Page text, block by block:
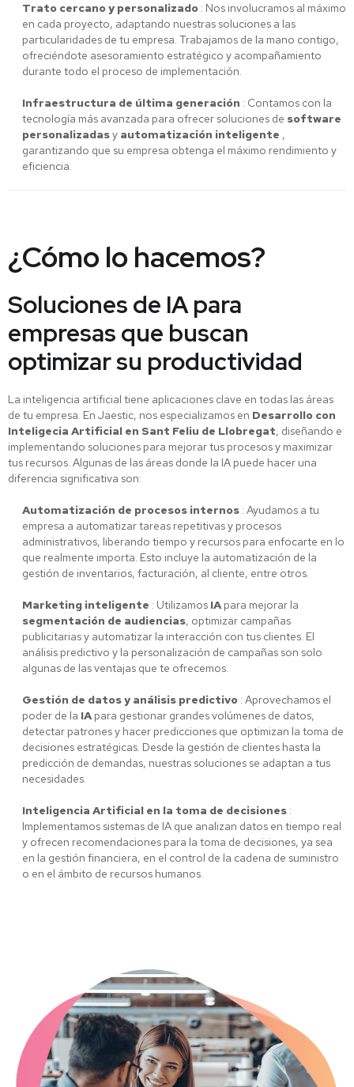
Trato cercano y personalizado : Nos involucramos al máximo
en cada proyecto, adaptando nuestras soluciones a las
particularidades de tu empresa. Trabajamos de la mano contigo,
ofreciéndote asesoramiento estratégico y acompañamiento
durante todo el proceso de implementación.
Infraestructura de última generación : Contamos con la
tecnología más avanzada para ofrecer soluciones de software
personalizadasy automatización inteligente ,
garantizando que su empresa obtenga el máximo rendimiento y
eficiencia.
¿Cómo lo hacemos?
Soluciones de IA para
empresas que buscan
optimizar su productividad
La inteligencia artificial tiene aplicaciones clave en todas las áreas
de tu empresa. En Jaestic, nos especializamos en Desarrollo con
Inteligecia Artificial en Sant Feliu de Llobregat, diseñando e
implementando soluciones para mejorar tus procesos y maximizar
tus recursos. Algunas de las áreas donde la IA puede hacer una
diferencia significativa son:
Automatización de procesos internos : Ayudamos a tu
empresa a automatizar tareas repetitivas y procesos
administrativos, liberando tiempo y recursos para enfocarte en lo
que realmente importa. Esto incluye la automatización de la
gestión de inventarios, facturación, al cliente, entre otros.
Marketing inteligente : Utilizamos IApara mejorar la
segmentación de audiencias, optimizar campañas
publicitarias y automatizar la interacción con tus clientes. El
análisis predictivo y la personalización de campañas son solo
algunas de las ventajas que te ofrecemos.
Gestión de datos y análisis predictivo : Aprovechamos el
poder de la IApara gestionar grandes volúmenes de datos,
detectar patrones y hacer predicciones que optimizan la toma de
decisiones estratégicas. Desde la gestión de clientes hasta la
predicción de demandas, nuestras soluciones se adaptan a tus
necesidades.
Inteligencia Artificial en la toma de decisiones :
Implementamos sistemas de IA que analizan datos en tiempo real
y ofrecen recomendaciones para la toma de decisiones, ya sea
en la gestión financiera, en el control de la cadena de suministro
o en el ámbito de recursos humanos.